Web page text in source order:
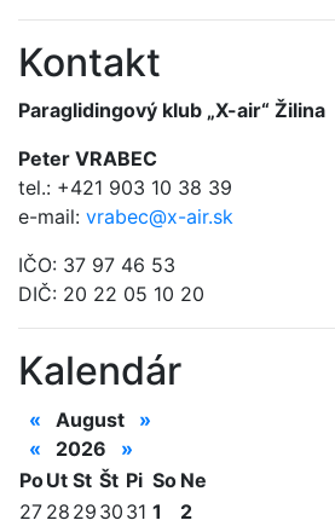
Kontakt
Paraglidingový klub „X-air“ Žilina
Peter VRABEC
tel.: +421 903 10 38 39
e-mail: vrabec@x-air.sk
IČO: 37 97 46 53
DIČ: 20 22 05 10 20
Kalendár
« August
»
«
2026
»
PoUt St Št Pi So Ne
27 28 29 30 31 1
2